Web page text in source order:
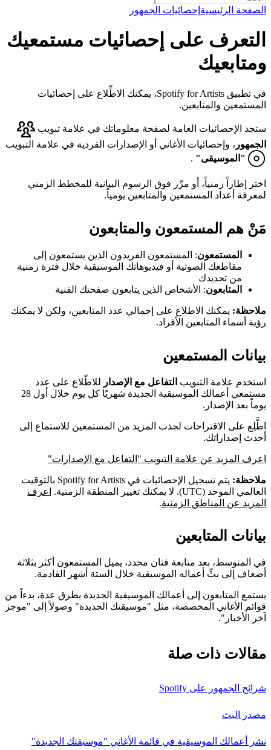
الصفحة الرئيسية إحصائيات الجمهور
التعرف على إحصائيات مستمعيك
ومتابعيك
في تطبيق Spotify for Artists، يمكنك الاطِّلاع على إحصائيات
المستمعين والمتابعين.
ستجد الإحصائيات العامة لصفحة معلوماتك في علامة تبويب
الجمهور ، وإحصائيات الأغاني أو الإصدارات الفردية في علامة التبويب
"الموسيقى" .
اختر إطاراً زمنياً، أو مرِّر فوق الرسوم البيانية للمخطط الزمني
لمعرفة أعداد المستمعين والمتابعين يومياً.
مَنْ هم المستمعون والمتابعون
المستمعون: المستمعون الفريدون الذين يستمعون إلى
مقاطعك الصوتية أو فيديوهاتك الموسيقية خلال فترة زمنية
من تحديدك
المتابعون: الأشخاص الذين يتابعون صفحتك الفنية
ملاحظة: يمكنك الاطلاع على إجمالي عدد المتابعين، ولكن لا يمكنك
رؤية أسماء المتابعين الأفراد.
بيانات المستمعين
استخدم علامة التبويب التفاعل مع الإصدار للاطّلاع على عدد
مستمعي أعمالك الموسيقية الجديدة شهريًا كل يوم خلال أول 28
يوماً بعد الإصدار.
اطَّلِع على الاقتراحات لجذب المزيد من المستمعين للاستماع إلى
أحدث إصداراتك.
اعرف المزيد عن علامة التبويب "التفاعل مع الإصدارات"
ملاحظة:
يتم تسجيل الإحصائيات في Spotify for Artists بالتوقيت
العالمي الموحد (UTC). لا يمكنك تغيير المنطقة الزمنية.
اعرف
المزيد عن المناطق الزمنية.
بيانات المتابعين
في المتوسط، بعد متابعة فنان محدد، يميل المستمعون أكثر بثلاثة
أضعاف إلى بثِّ أعماله الموسيقية خلال الستة أشهر القادمة.
يستمع المتابعون إلى أعمالك الموسيقية الجديدة بطرق عدة، بدءاً من
قوائم الأغاني المخصصة، مثل "موسيقتك الجديدة" وصولاً إلى "موجز
آخر الأخبار".
مقالات ذات صلة
شرائح الجمهور على Spotify
مصدر البث
نشر أعمالك الموسيقية في قائمة الأغاني "موسيقتك الجديدة"